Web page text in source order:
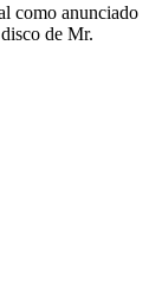
como anunciado
de Mr.